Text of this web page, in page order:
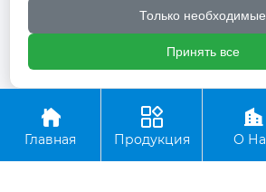
+86-13806434669
 +86 13806434669
Copyright ©ООО Зибо Хенгдин

Главная

Продукция

О
Только необходимые
Принять все